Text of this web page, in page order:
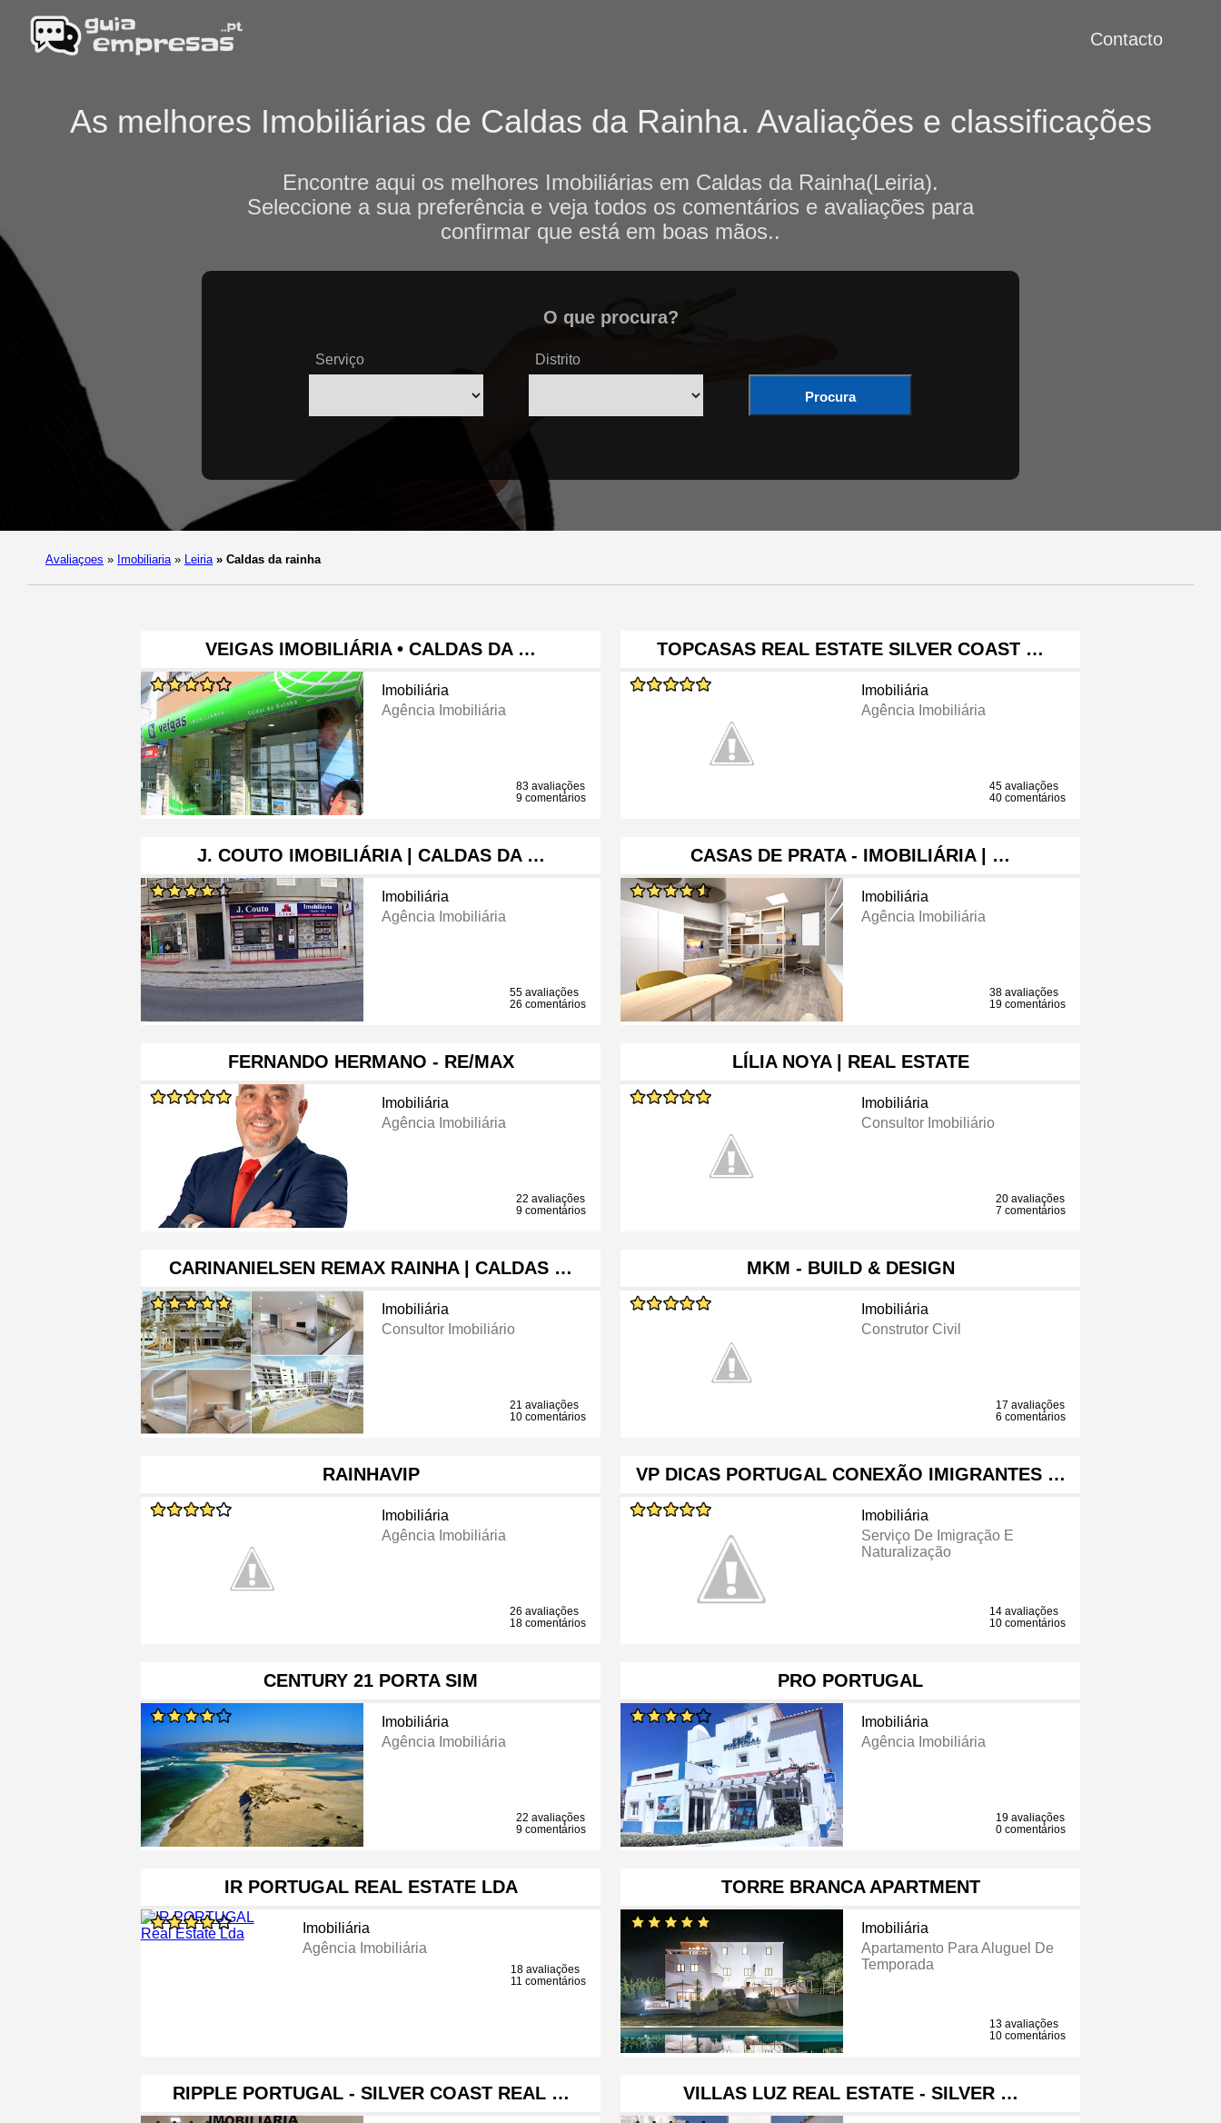
Contacto
As melhores Imobiliárias de Caldas da Rainha. Avaliações e classificações
Encontre aqui os melhores Imobiliárias em Caldas da Rainha(Leiria).
Seleccione a sua preferência e veja todos os comentários e avaliações para
confirmar que está em boas mãos..
O que procura?
Serviço Distrito
Procura
Avaliaçoes » Imobiliaria » Leiria » Caldas da rainha
VEIGAS IMOBILIÁRIA • CALDAS DA …
Imobiliária
Agência Imobiliária
83 avaliações
9 comentários
TOPCASAS REAL ESTATE SILVER COAST …
Imobiliária
Agência Imobiliária
45 avaliações
40 comentários
J. COUTO IMOBILIÁRIA | CALDAS DA …
Imobiliária
Agência Imobiliária
55 avaliações
26 comentários
CASAS DE PRATA - IMOBILIÁRIA | …
Imobiliária
Agência Imobiliária
38 avaliações
19 comentários
FERNANDO HERMANO - RE/MAX
Imobiliária
Agência Imobiliária
22 avaliações
9 comentários
LÍLIA NOYA | REAL ESTATE
Imobiliária
Consultor Imobiliário
20 avaliações
7 comentários
CARINANIELSEN REMAX RAINHA | CALDAS …
Imobiliária
Consultor Imobiliário
21 avaliações
10 comentários
MKM - BUILD & DESIGN
Imobiliária
Construtor Civil
17 avaliações
6 comentários
RAINHAVIP
Imobiliária
Agência Imobiliária
26 avaliações
18 comentários
VP DICAS PORTUGAL CONEXÃO IMIGRANTES …
Imobiliária
Serviço De Imigração E
Naturalização
14 avaliações
10 comentários
CENTURY 21 PORTA SIM
Imobiliária
Agência Imobiliária
22 avaliações
9 comentários
PRO PORTUGAL
Imobiliária
Agência Imobiliária
19 avaliações
0 comentários
IR PORTUGAL REAL ESTATE LDA
Imobiliária
Agência Imobiliária
18 avaliações
11 comentários
TORRE BRANCA APARTMENT
Imobiliária
Apartamento Para Aluguel De
Temporada
13 avaliações
10 comentários
RIPPLE PORTUGAL - SILVER COAST REAL … VILLAS LUZ REAL ESTATE - SILVER …